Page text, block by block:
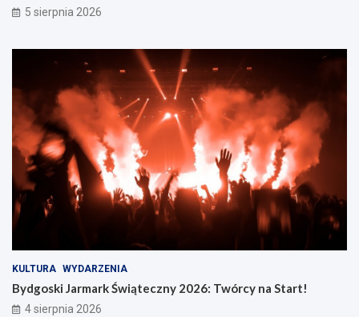
5 sierpnia 2026
KULTURA WYDARZENIA
Bydgoski Jarmark Świąteczny 2026: Twórcy na Start!
4 sierpnia 2026